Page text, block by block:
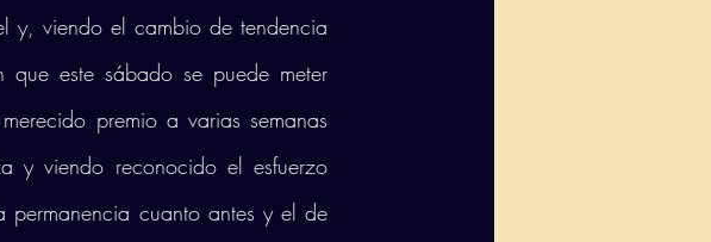
y, viendo el cambio de tendencia
este sábado se puede meter
premio a varias semanas
y viendo reconocido el esfuerzo
cuanto antes y el de